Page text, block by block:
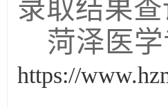
录取结果查
菏泽医
https://